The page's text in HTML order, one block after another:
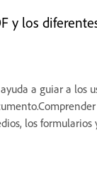
y los
a guiar a los
los formularios